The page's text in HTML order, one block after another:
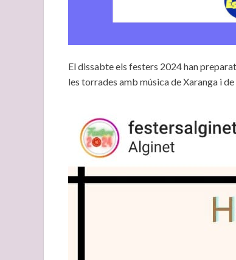
El dissabte els festers 2024 han
les torrades amb música de Xaranga i